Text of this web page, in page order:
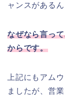
ャンスがある
なぜなら言っ
からです。
上記にもアム
ましたが、営